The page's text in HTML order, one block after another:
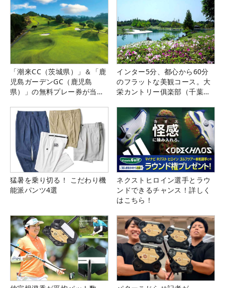
「潮来CC（茨城県）」＆「鹿
児島ガーデンGC（鹿児島
県）」の無料プレー券が当た
インター5分、都心から60分
のフラットな美観コース。大
栄カントリー俱楽部（千葉
猛暑を乗り切る！ こだわり機
能派パンツ4選
ネクストヒロイン選手とラウ
ンドできるチャンス！詳しく
はこちら！